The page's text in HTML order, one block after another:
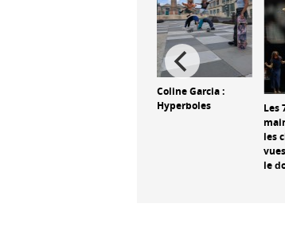
Coline Garcia :
Hyperboles
Les
les
le